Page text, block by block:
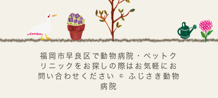
福岡市早良区で動物病院・ペットク
リニックをお探しの際はお気軽にお
問い合わせください © ふじさき動物
病院